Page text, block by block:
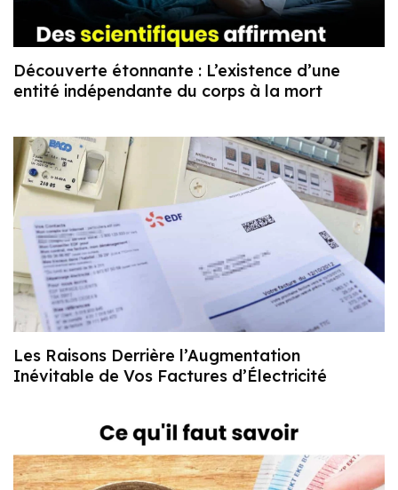
Découverte étonnante : L’existence d’une
entité indépendante du corps à la mort
Les Raisons Derrière l’Augmentation
Inévitable de Vos Factures d’Électricité